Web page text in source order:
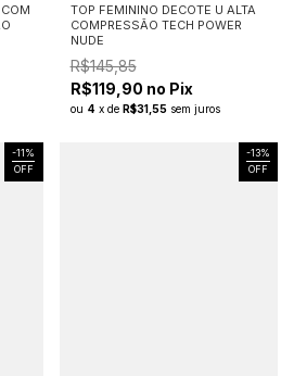
TOP FEMININO DECOTE U ALTA
COMPRESSÃO TECH POWER
NUDE
R$145,85
R$119,90 no Pix
ou 4 x de R$31,55 sem juros
-11 %
OFF
-13%
OFF